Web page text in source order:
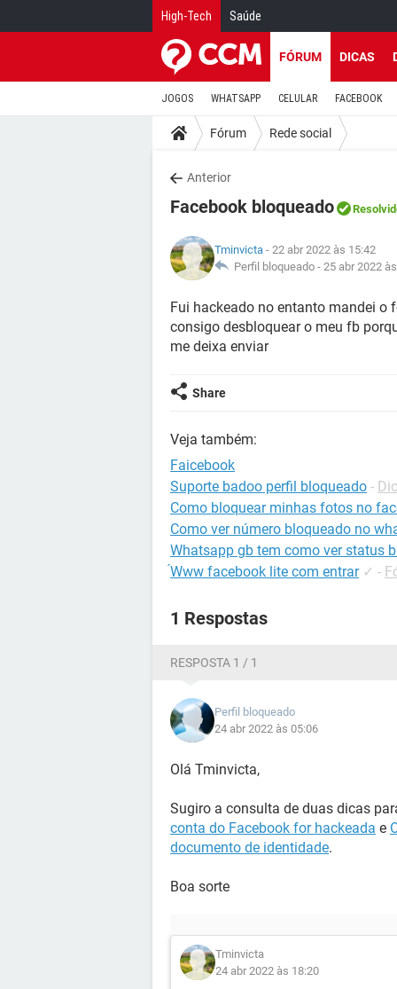
High-Tech Saúde
FÓRUM DICAS
JOGOS WHATSAPP CELULAR FACEBOOK
Fórum Rede social
Anterior
Facebook bloqueado
Tminvicta - 22 abr 2022 às 15:42
Perfil bloqueado - 25 abr 2022
Fui hackeado no entanto mandei o
consigo desbloquear o meu fb
me deixa enviar
Share
Veja também:
Faicebook
Suporte badoo perfil bloqueado -
Como bloquear minhas fotos no
Como ver número bloqueado no
Whatsapp gb tem como ver status
́Www facebook lite com entrar ✓ -
1 Respostas
RESPOSTA 1 / 1
Perfil bloqueado
24 abr 2022 às 05:06
Olá Tminvicta,
Sugiro a consulta de duas dicas
conta do Facebook for hackeada e
documento de identidade.
Boa sorte
Tminvicta
24 abr 2022 às 18:20